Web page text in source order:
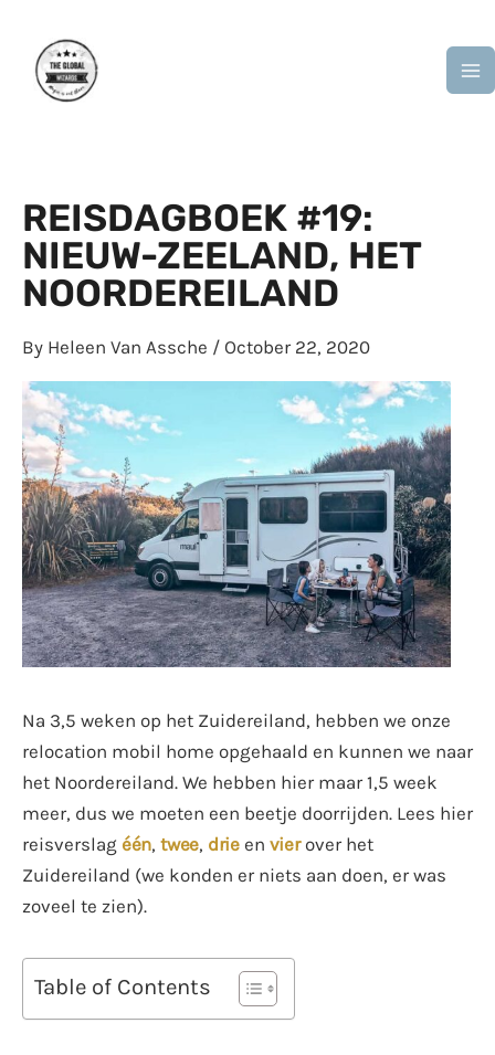
content
REISDAGBOEK #19:
NIEUW-ZEELAND, HET
NOORDEREILAND
By Heleen Van Assche / October 22, 2020
Na 3,5 weken op het Zuidereiland, hebben we onze
relocation mobil home opgehaald en kunnen we naar
het Noordereiland. We hebben hier maar 1,5 week
meer, dus we moeten een beetje doorrijden. Lees hier
reisverslag één,twee, drieen vierover het
Zuidereiland (we konden er niets aan doen, er was
zoveel te zien).
Table of Contents